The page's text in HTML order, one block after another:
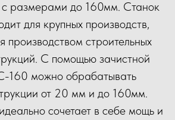
с размерами до 160мм. Станок
для крупных производств,
строительных
С помощью зачистной
160 можно обрабатывать
от 20 мм и до 160мм.
сочетает в себе мощь и